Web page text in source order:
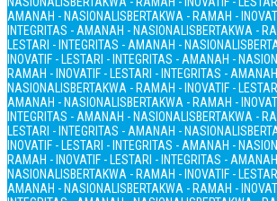
AMANAH - NASIONALISBERTAKWA - RAMAH -
INTEGRITAS - AMANAH - NASIONALISBERTAKWA -
LESTARI - INTEGRITAS - AMANAH - NASIONALIS
INOVATIF - LESTARI - INTEGRITAS - AMANAH -
RAMAH - INOVATIF - LESTARI - INTEGRITAS -
NASIONALISBERTAKWA - RAMAH - INOVATIF -
AMANAH - NASIONALISBERTAKWA - RAMAH -
INTEGRITAS - AMANAH - NASIONALISBERTAKWA -
LESTARI - INTEGRITAS - AMANAH - NASIONALIS
INOVATIF - LESTARI - INTEGRITAS - AMANAH -
RAMAH - INOVATIF - LESTARI - INTEGRITAS -
NASIONALISBERTAKWA - RAMAH - INOVATIF -
AMANAH - NASIONALISBERTAKWA - RAMAH -